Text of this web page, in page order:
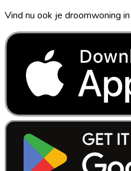
Vind nu ook je droomwoning